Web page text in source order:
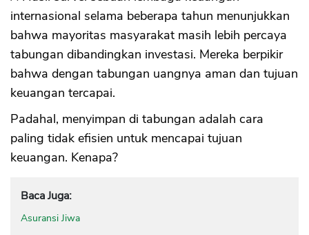
internasional selama beberapa tahun menunjukkan
bahwa mayoritas masyarakat masih lebih percaya
tabungan dibandingkan investasi. Mereka berpikir
bahwa dengan tabungan uangnya aman dan tujuan
keuangan tercapai.
Padahal, menyimpan di tabungan adalah cara
paling tidak efisien untuk mencapai tujuan
keuangan. Kenapa?
Baca Juga:
Asuransi Jiwa